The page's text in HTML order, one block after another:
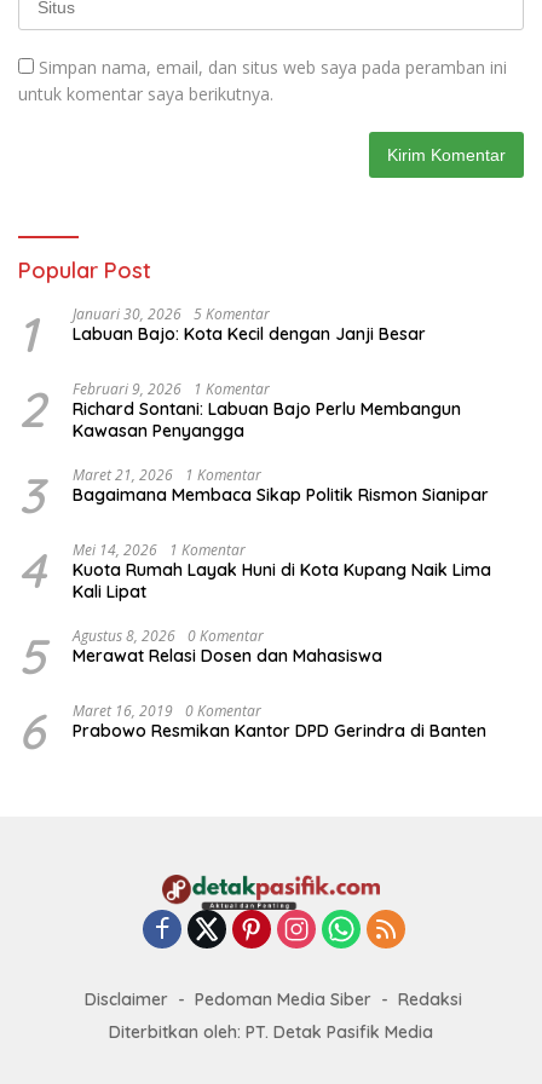
Simpan nama, email, dan situs web saya pada peramban ini
untuk komentar saya berikutnya.
Popular Post
1 Januari 30, 2026 5 Komentar
Labuan Bajo: Kota Kecil dengan Janji Besar
2 Februari 9, 2026 1 Komentar
Richard Sontani: Labuan Bajo Perlu Membangun
Kawasan Penyangga
3 Maret 21, 2026 1 Komentar
Bagaimana Membaca Sikap Politik Rismon Sianipar
4 Mei 14, 2026 1 Komentar
Kuota Rumah Layak Huni di Kota Kupang Naik Lima
Kali Lipat
5 Agustus 8, 2026 0 Komentar
Merawat Relasi Dosen dan Mahasiswa
6 Maret 16, 2019 0 Komentar
Prabowo Resmikan Kantor DPD Gerindra di Banten
Disclaimer Pedoman Media Siber
Redaksi
Diterbitkan oleh: PT. Detak Pasifik Media